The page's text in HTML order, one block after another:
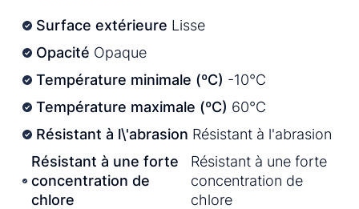
Surface extérieure Lisse
Opacité Opaque
Température minimale (ºC) -10°C
Température maximale (ºC) 60°C
Résistant à l\'abrasion Résistant à l'abrasion
Résistant à une forte
concentration de
chlore
Résistant à une forte
concentration de
chlore